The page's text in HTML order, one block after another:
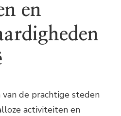
en
de prachtige steden
activiteiten en